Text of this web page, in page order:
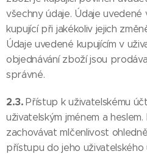
všechny údaje. Údaje uvedené
kupující při jakékoliv jejich
Údaje uvedené kupujícím v
objednávání zboží jsou
správné.
2.3.Přístup k uživatelskému
uživatelským jménem a
zachovávat mlčenlivost
přístupu do jeho uživatelského